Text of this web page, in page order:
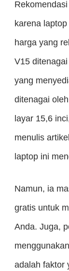
karena
harga yang
V15
yang
ditenagai
layar 15,6
menulis
laptop ini
Namun, ia
gratis untuk
Anda. Juga,
adalah faktor